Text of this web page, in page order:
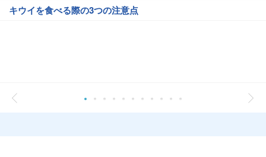
キウイを食べる際の3つの注意点